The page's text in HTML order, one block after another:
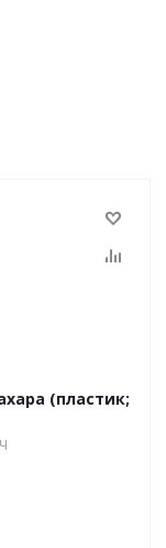
(пластик;